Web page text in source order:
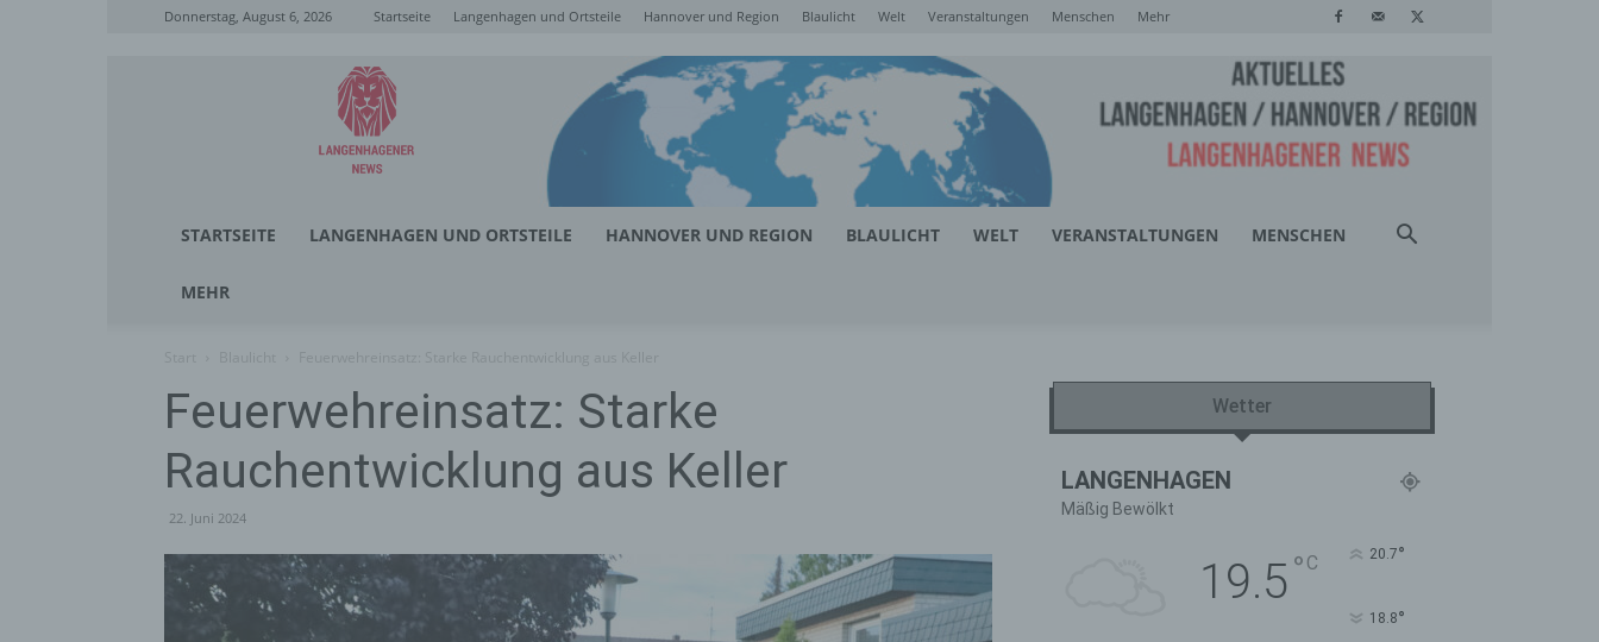
Donnerstag, August 6, 2026 Startseite Langenhagen und Ortsteile Hannover und Region Blaulicht Welt Veranstaltungen Menschen Mehr
Langenhagener
News
STARTSEITE LANGENHAGEN UND ORTSTEILE HANNOVER UND REGION BLAULICHT WELT VERANSTALTUNGEN MENSCHEN
MEHR
Feuerwehreinsatz: Starke
Rauchentwicklung aus Keller
22. Juni 2024
Wetter
LANGENHAGEN
Mäßig Bewölkt
19.5° C 20.7°
18.8°